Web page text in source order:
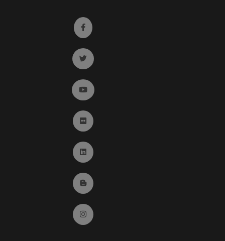
Ir a facebook (abre en ventana nueva)
Ir a twitter (abre en ventana nueva)
Ir a YouTube (abre en ventana nueva)
Ir a Flickr (abre en ventana nueva)
Ir a Linkedin (abre en ventana nueva)
Ir al Blog (abre en ventana nueva)
Ir a Instagram (abre en ventana nueva)